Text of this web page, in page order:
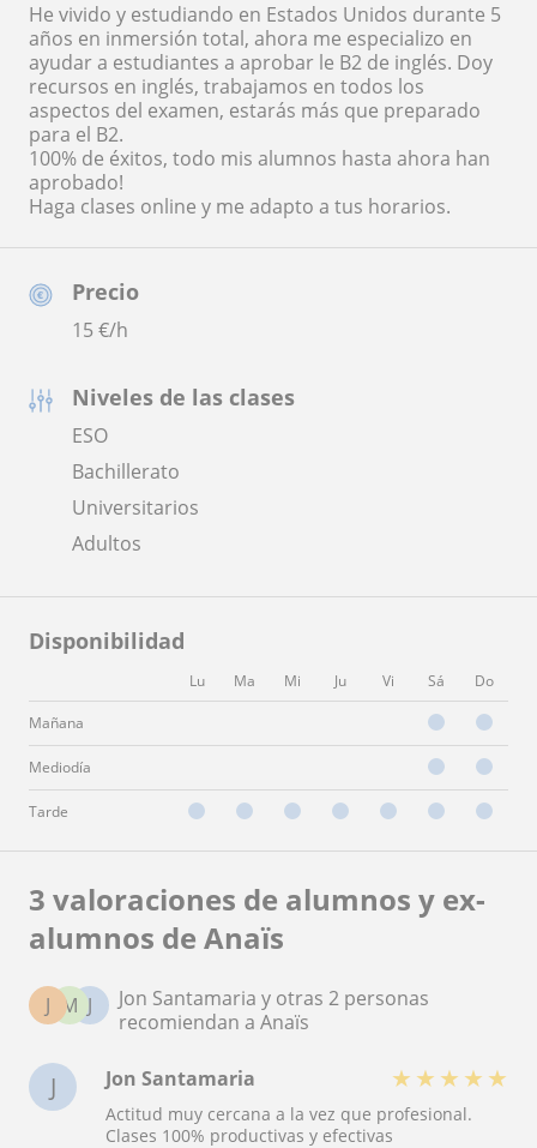
Precio
15€/h
Niveles de las clases
ESO
Bachillerato
Universitarios
Adultos
Disponibilidad
Lu Ma Mi Ju Vi Sá Do
Mañana
Mediodía
Tarde
He vivido y estudiando en Estados Unidos durante 5
años en inmersión total, ahora me especializo en
ayudar a estudiantes a aprobar le B2 de inglés. Doy
recursos en inglés, trabajamos en todos los
aspectos del examen, estarás más que preparado
para el B2.
100% de éxitos, todo mis alumnos hasta ahora han
aprobado!
Haga clases online y me adapto a tus horarios.
3 valoraciones de alumnos y ex-
alumnos de Anaïs
J
M
J
Jon Santamaria y otras 2 personas
recomiendan a Anaïs
J Jon Santamaria ★ ★ ★ ★ ★
Actitud muy cercana a la vez que profesional.
Clases 100% productivas y efectivas